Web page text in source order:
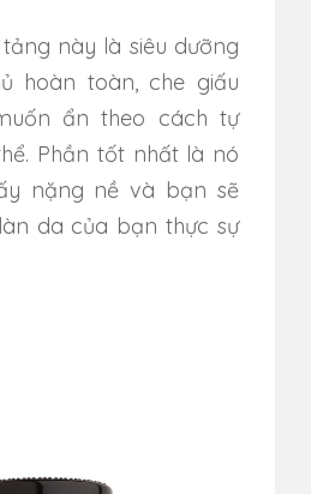
này là siêu dưỡng
hoàn toàn, che giấu
ẩn theo cách tự
Phần tốt nhất là nó
nặng nề và bạn sẽ
da của bạn thực sự